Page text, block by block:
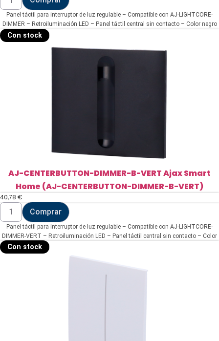
DIMMER-
Ajax
Smart
Home
Panel táctil para interruptor de luz regulable – Compatible con AJ-LIGHTCORE-
DIMMER – Retroiluminación LED – Panel táctil central sin contacto – Color negro
Con stock
AJ-CENTERBUTTON-DIMMER-B-VERT Ajax Smart
Home (AJ-CENTERBUTTON-DIMMER-B-VERT)
40,78 €
AJ-
CENTERBUTTON-
DIMMER-
B-
VERT
Ajax
Smart
Comprar
Panel táctil para interruptor de luz regulable – Compatible con AJ-LIGHTCORE-
DIMMER-VERT – Retroiluminación LED – Panel táctil central sin contacto – Color
negro – Ajax – LightSwitch CenterButton (Dimmer)Vertical
Con stock